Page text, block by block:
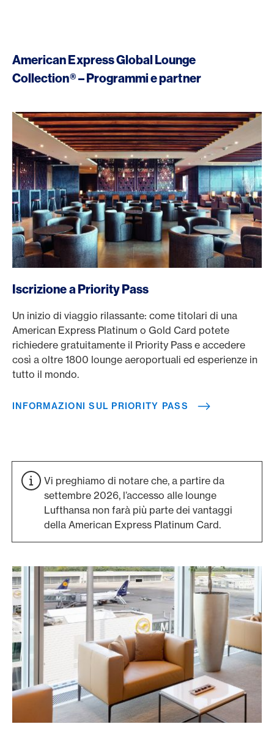
American Express Global Lounge
Collection® – Programmi e partner
Iscrizione a Priority Pass
Un inizio di viaggio rilassante: come titolari di una
American Express Platinum o Gold Card potete
richiedere gratuitamente il Priority Pass e accedere
così a oltre 1800 lounge aeroportuali ed esperienze in
tutto il mondo.
INFORMAZIONI SUL PRIORITY PASS
Vi preghiamo di notare che, a partire da
settembre 2026, l’accesso alle lounge
Lufthansa non farà più parte dei vantaggi
della American Express Platinum Card.